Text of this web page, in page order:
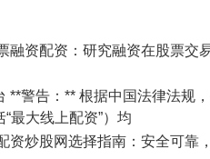
融资配资：研究融资在股票交
**警告：** 根据中国法律法规
最大线上配资”）均
资炒股网选择指南：安全可靠